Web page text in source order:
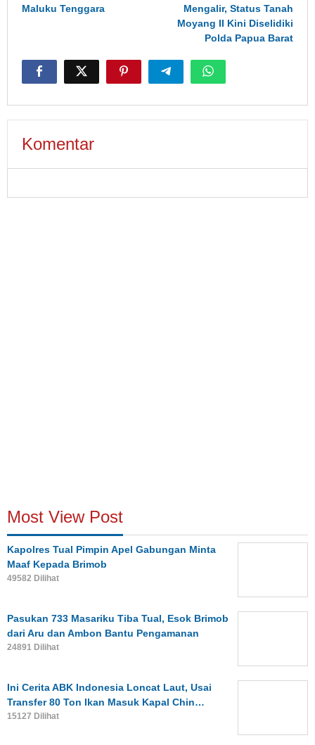
Maluku Tenggara
Mengalir, Status Tanah
Moyang II Kini Diselidiki
Polda Papua Barat
Komentar
Most View Post
Kapolres Tual Pimpin Apel Gabungan Minta
Maaf Kepada Brimob
49582 Dilihat
Pasukan 733 Masariku Tiba Tual, Esok Brimob
dari Aru dan Ambon Bantu Pengamanan
24891 Dilihat
Ini Cerita ABK Indonesia Loncat Laut, Usai
Transfer 80 Ton Ikan Masuk Kapal Chin…
15127 Dilihat